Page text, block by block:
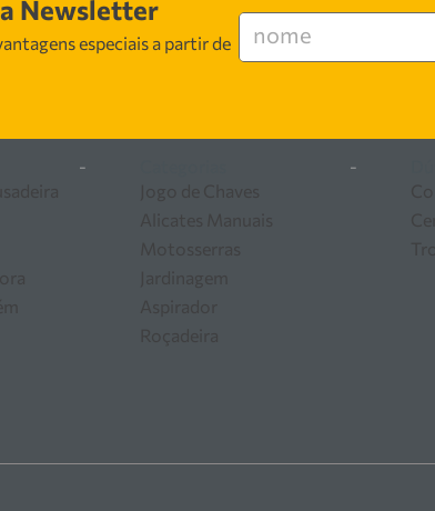
mineradoras e siderúrgicas.
especializada em vendas, suporte técnico e
segurança, inovação e qualidade em cada
ferramentas e equipamentos para o seu negócio.
Newsletter
especiais a partir de
-
-